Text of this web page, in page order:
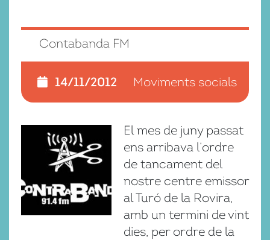
Contabanda FM
14/11/2012 Moviments socials
El mes de juny passat
ens arribava l’ordre
de tancament del
nostre centre emissor
al Turó de la Rovira,
amb un termini de vint
dies, per ordre de la